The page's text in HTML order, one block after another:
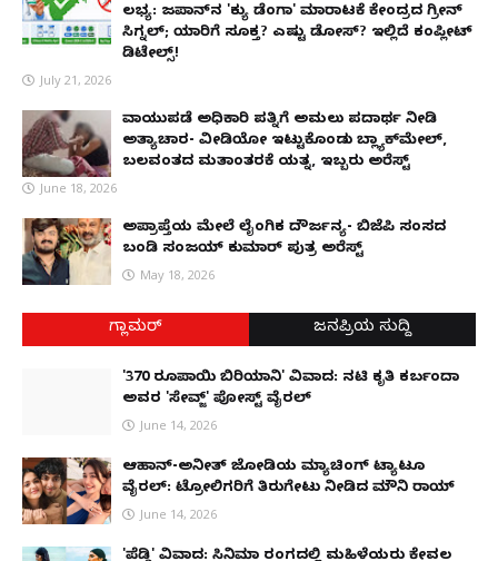
ಲಭ್ಯ: ಜಪಾನ್‌ನ 'ಕ್ಯು ಡೆಂಗಾ' ಮಾರಾಟಕ್ಕೆ ಕೇಂದ್ರದ ಗ್ರೀನ್
ಸಿಗ್ನಲ್; ಯಾರಿಗೆ ಸೂಕ್ತ? ಎಷ್ಟು ಡೋಸ್? ಇಲ್ಲಿದೆ ಕಂಪ್ಲೀಟ್
ಡಿಟೇಲ್ಸ್!
July 21, 2026
ವಾಯುಪಡೆ ಅಧಿಕಾರಿ ಪತ್ನಿಗೆ ಅಮಲು ಪದಾರ್ಥ ನೀಡಿ
ಅತ್ಯಾಚಾರ- ವೀಡಿಯೋ ಇಟ್ಟುಕೊಂಡು ಬ್ಲ್ಯಾಕ್‌ಮೇಲ್,
ಬಲವಂತದ ಮತಾಂತರಕ್ಕೆ ಯತ್ನ, ಇಬ್ಬರು ಅರೆಸ್ಟ್
June 18, 2026
ಅಪ್ರಾಪ್ತೆಯ ಮೇಲೆ ಲೈಂಗಿಕ ದೌರ್ಜನ್ಯ- ಬಿಜೆಪಿ ಸಂಸದ
ಬಂಡಿ ಸಂಜಯ್ ಕುಮಾರ್ ಪುತ್ರ ಅರೆಸ್ಟ್
May 18, 2026
ಗ್ಲಾಮರ್ ಜನಪ್ರಿಯ ಸುದ್ದಿ
'370 ರೂಪಾಯಿ ಬಿರಿಯಾನಿ' ವಿವಾದ: ನಟಿ ಕೃತಿ ಕರ್ಬಂದಾ
ಅವರ 'ಸೇವ್ಜ್' ಪೋಸ್ಟ್ ವೈರಲ್
June 14, 2026
ಆಹಾನ್-ಅನೀತ್ ಜೋಡಿಯ ಮ್ಯಾಚಿಂಗ್ ಟ್ಯಾಟೂ
ವೈರಲ್: ಟ್ರೋಲಿಗರಿಗೆ ತಿರುಗೇಟು ನೀಡಿದ ಮೌನಿ ರಾಯ್
June 14, 2026
'ಪೆಡ್ಡಿ' ವಿವಾದ: ಸಿನಿಮಾ ರಂಗದಲ್ಲಿ ಮಹಿಳೆಯರು ಕೇವಲ